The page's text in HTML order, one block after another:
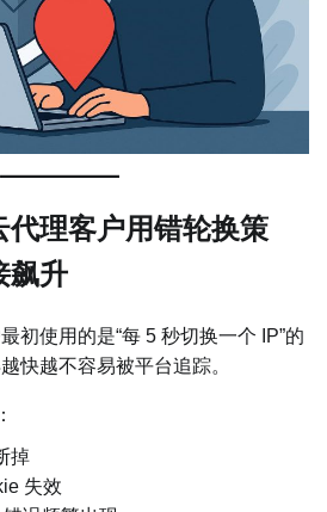
代理客户用错轮换策
飙升
初使用的是“每 5 秒切换一个 IP”的
快越不容易被平台追踪。
掉
失效